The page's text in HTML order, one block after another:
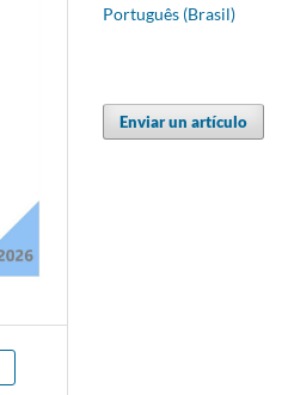
Português (Brasil)
Enviar un artículo